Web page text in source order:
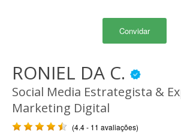
Convidar
RONIEL DA C.
Social Media Estrategista &
Marketing Digital
(4.4 - 11 avaliações)